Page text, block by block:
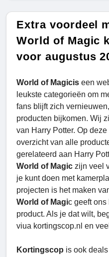
Extra voordeel
World of Magic
voor augustus
World of Magicis een
leukste categorieën om
fans blijft zich
producten bijkomen. Wij
van Harry Potter. Op
overzicht van alle
gerelateerd aan Harry
World of Magic zijn veel
je kunt doen met
projecten is het maken
World of Magic geeft
product. Als je dat wilt,
viua kortingscop.nl en
Kortingscop is ook